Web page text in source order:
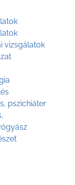
vizsgálatok
pszichiáter